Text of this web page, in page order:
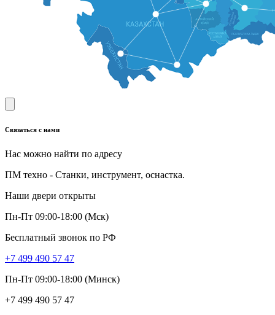
Связаться с нами
Нас можно найти по адресу
ПМ техно - Станки, инструмент, оснастка.
Наши двери открыты
Пн-Пт 09:00-18:00 (Мск)
Бесплатный звонок по РФ
+7 499 490 57 47
Пн-Пт 09:00-18:00 (Минск)
+7 499 490 57 47